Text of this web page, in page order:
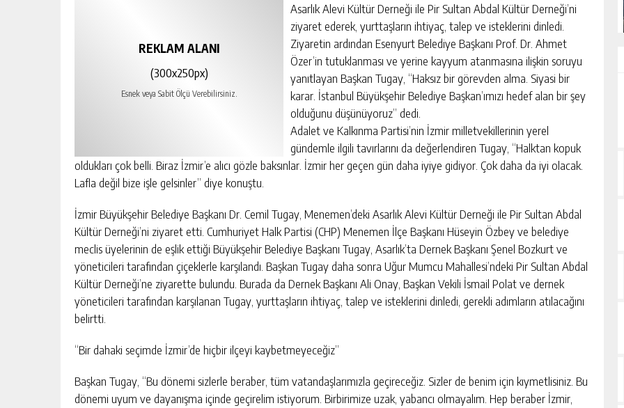
REKLAM ALANI
(300x250px)
Esnek veya Sabit Ölçü Verebilirsiniz.
Asarlık Alevi Kültür Derneği ile Pir Sultan Abdal Kültür Derneği’ni
ziyaret ederek, yurttaşların ihtiyaç, talep ve isteklerini dinledi.
Ziyaretin ardından Esenyurt Belediye Başkanı Prof. Dr. Ahmet
Özer’in tutuklanması ve yerine kayyum atanmasına ilişkin soruyu
yanıtlayan Başkan Tugay, “Haksız bir görevden alma. Siyasi bir
karar. İstanbul Büyükşehir Belediye Başkan’ımızı hedef alan bir şey
olduğunu düşünüyoruz” dedi.
Adalet ve Kalkınma Partisi’nin İzmir milletvekillerinin yerel
gündemle ilgili tavırlarını da değerlendiren Tugay, “Halktan kopuk
oldukları çok belli. Biraz İzmir’e alıcı gözle baksınlar. İzmir her geçen gün daha iyiye gidiyor. Çok daha da iyi olacak.
Lafla değil bize işle gelsinler” diye konuştu.
İzmir Büyükşehir Belediye Başkanı Dr. Cemil Tugay, Menemen’deki Asarlık Alevi Kültür Derneği ile Pir Sultan Abdal
Kültür Derneği’ni ziyaret etti. Cumhuriyet Halk Partisi (CHP) Menemen İlçe Başkanı Hüseyin Özbey ve belediye
meclis üyelerinin de eşlik ettiği Büyükşehir Belediye Başkanı Tugay, Asarlık’ta Dernek Başkanı Şenel Bozkurt ve
yöneticileri tarafından çiçeklerle karşılandı. Başkan Tugay daha sonra Uğur Mumcu Mahallesi’ndeki Pir Sultan Abdal
Kültür Derneği’ne ziyarette bulundu. Burada da Dernek Başkanı Ali Onay, Başkan Vekili İsmail Polat ve dernek
yöneticileri tarafından karşılanan Tugay, yurttaşların ihtiyaç, talep ve isteklerini dinledi, gerekli adımların atılacağını
belirtti.
“Bir dahaki seçimde İzmir’de hiçbir ilçeyi kaybetmeyeceğiz”
Başkan Tugay, “Bu dönemi sizlerle beraber, tüm vatandaşlarımızla geçireceğiz. Sizler de benim için kıymetlisiniz. Bu
dönemi uyum ve dayanışma içinde geçirelim istiyorum. Birbirimize uzak, yabancı olmayalım. Hep beraber İzmir,